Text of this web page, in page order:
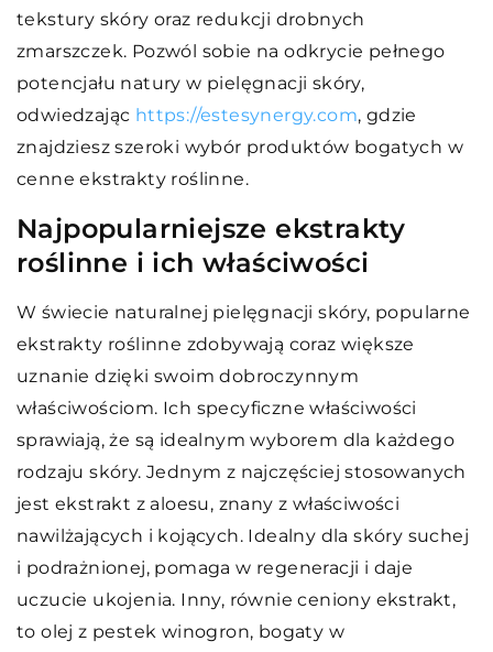
tekstury skóry oraz redukcji drobnych
zmarszczek. Pozwól sobie na odkrycie pełnego
potencjału natury w pielęgnacji skóry,
odwiedzając https://estesynergy.com, gdzie
znajdziesz szeroki wybór produktów bogatych w
cenne ekstrakty roślinne.
Najpopularniejsze ekstrakty
roślinne i ich właściwości
W świecie naturalnej pielęgnacji skóry, popularne
ekstrakty roślinne zdobywają coraz większe
uznanie dzięki swoim dobroczynnym
właściwościom. Ich specyficzne właściwości
sprawiają, że są idealnym wyborem dla każdego
rodzaju skóry. Jednym z najczęściej stosowanych
jest ekstrakt z aloesu, znany z właściwości
nawilżających i kojących. Idealny dla skóry suchej
i podrażnionej, pomaga w regeneracji i daje
uczucie ukojenia. Inny, równie ceniony ekstrakt,
to olej z pestek winogron, bogaty w